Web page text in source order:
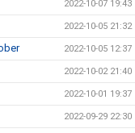
2022-10-07 19:43
2022-10-05 21:32
2022-10-05 12:37
2022-10-02 21:40
2022-10-01 19:37
2022-09-29 22:30